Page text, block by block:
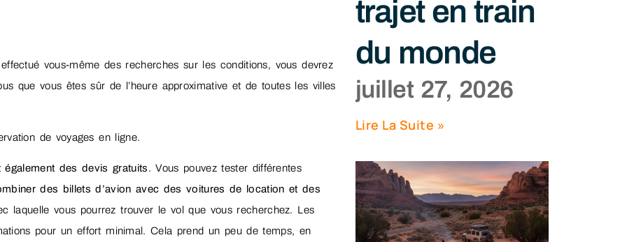
vous-même des recherches sur les conditions, vous devrez
que vous êtes sûr de l’heure approximative et de toutes les villes
de voyages en ligne.
des devis gratuits. Vous pouvez tester différentes
des billets d’avion avec des voitures de location et des
laquelle vous pourrez trouver le vol que vous recherchez. Les
pour un effort minimal. Cela prend un peu de temps, en
trajet en train
du monde
juillet 27, 2026
Lire La Suite »